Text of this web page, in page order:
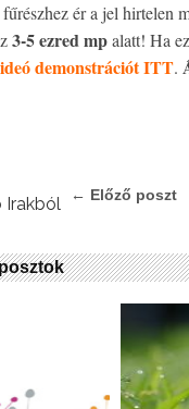
ér a jel hirtelen
3-5 ezred mpalatt! Ha
demonstrációt ITT.
← Előző poszt
Irakból